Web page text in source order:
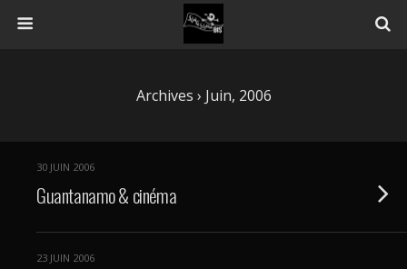
Archives › Juin, 2006
30 JUIN 2006
Guantanamo & cinéma
23 JUIN 2006